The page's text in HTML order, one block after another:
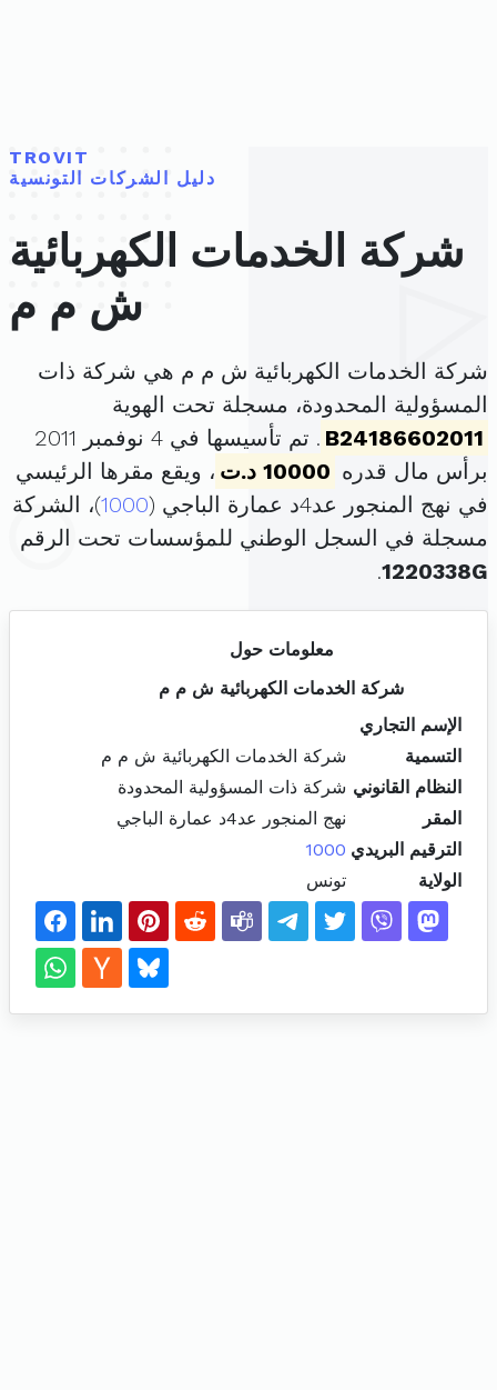
TROVIT
دليل الشركات التونسية
شركة الخدمات الكهربائية
ش م م
شركة الخدمات الكهربائية ش م م هي شركة ذات
المسؤولية المحدودة، مسجلة تحت الهوية
B24186602011
. تم تأسيسها في 4 نوفمبر 2011
برأس مال قدره 10000 د.ت
، ويقع مقرها الرئيسي
في نهج المنجور عد4د عمارة الباجي (
1000)، الشركة
مسجلة في السجل الوطني للمؤسسات تحت الرقم
1220338G
.
معلومات حول
شركة الخدمات الكهربائية ش م م
الإسم التجاري
التسمية
شركة الخدمات الكهربائية ش م م
النظام القانوني شركة ذات المسؤولية المحدودة
المقر
نهج المنجور عد4د عمارة الباجي
الترقيم البريدي 1000
الولاية
تونس